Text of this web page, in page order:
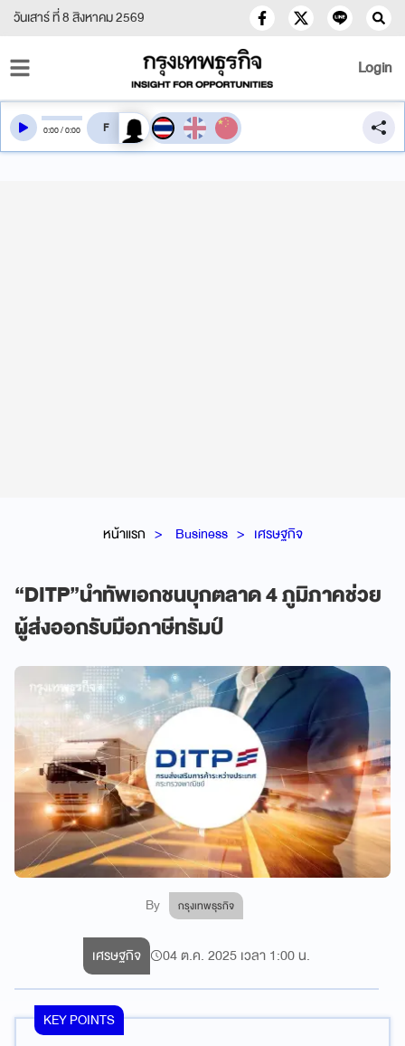
วันเสาร์ ที่ 8 สิงหาคม 2569
Login
หน้าแรก Business เศรษฐกิจ
“DITP”นำทัพเอกชนบุกตลาด 4 ภูมิภาคช่วย
ผู้ส่งออกรับมือภาษีทรัมป์
By กรุงเทพธุรกิจ
0:00/0:00 สลับเสียงอ่าน
เศรษฐกิจ 04 ต.ค. 2025 เวลา 1:00 น.
KEY POINTS